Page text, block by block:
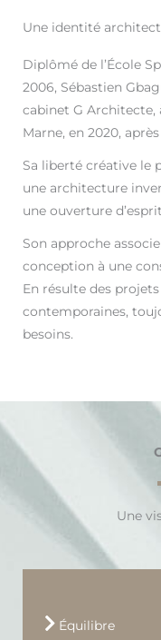
Une identité
Diplômé de l’École
2006, Sébastien
cabinet G Architecte,
Marne, en 2020,
Sa liberté créative le
une architecture
une ouverture
Son approche
conception à une
En résulte des
contemporaines,
besoins.
Une
Équilibre